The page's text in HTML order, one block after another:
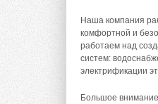
Наша компания
комфортной и
работаем над
систем:
электрификации
Большое